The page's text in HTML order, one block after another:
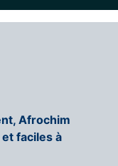
Afrochim
faciles à